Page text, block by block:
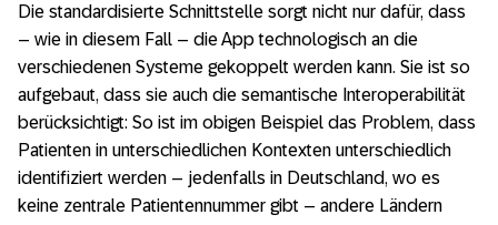
Die standardisierte Schnittstelle sorgt nicht nur dafür, dass
– wie in diesem Fall – die App technologisch an die
verschiedenen Systeme gekoppelt werden kann. Sie ist so
aufgebaut, dass sie auch die semantische Interoperabilität
berücksichtigt: So ist im obigen Beispiel das Problem, dass
Patienten in unterschiedlichen Kontexten unterschiedlich
identifiziert werden – jedenfalls in Deutschland, wo es
keine zentrale Patientennummer gibt – andere Ländern